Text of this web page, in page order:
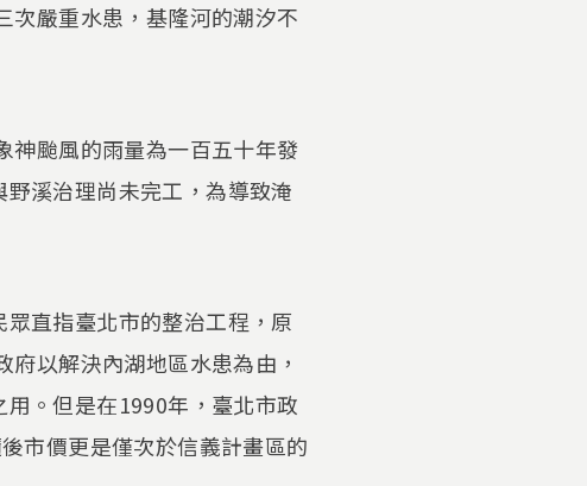
次嚴重水患，基隆河的潮汐不
神颱風的雨量為一百五十年發
溪治理尚未完工，為導致淹
直指臺北市的整治工程，原
以解決內湖地區水患為由，
。但是在1990年，臺北市政
市價更是僅次於信義計畫區的